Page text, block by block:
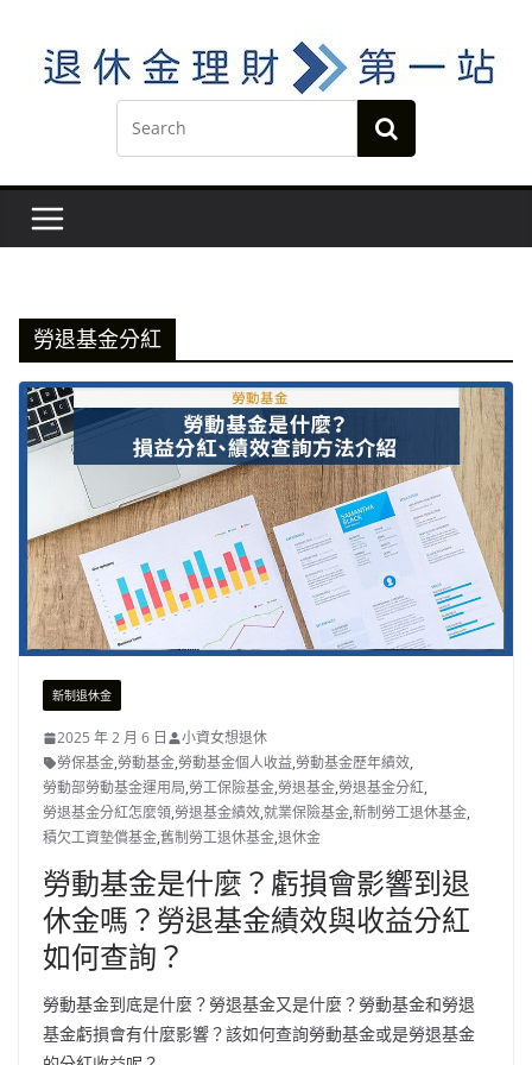
content
勞退基金分紅
新制退休金
2025 年 2 月 6 日
小資女想退休
勞保基金,勞動基金,勞動基金個人收益,勞動基金歷年績效,
勞動部勞動基金運用局,勞工保險基金,勞退基金,勞退基金分紅,
勞退基金分紅怎麼領,勞退基金績效,就業保險基金,新制勞工退休基金,
積欠工資墊償基金,舊制勞工退休基金,退休金
勞動基金是什麼？虧損會影響到退
休金嗎？勞退基金績效與收益分紅
如何查詢？
勞動基金到底是什麼？勞退基金又是什麼？勞動基金和勞退
基金虧損會有什麼影響？該如何查詢勞動基金或是勞退基金